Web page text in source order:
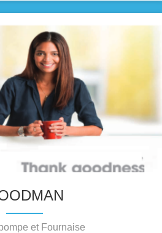
et Fournaise